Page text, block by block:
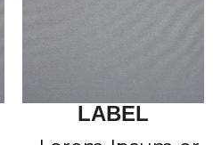
LABEL